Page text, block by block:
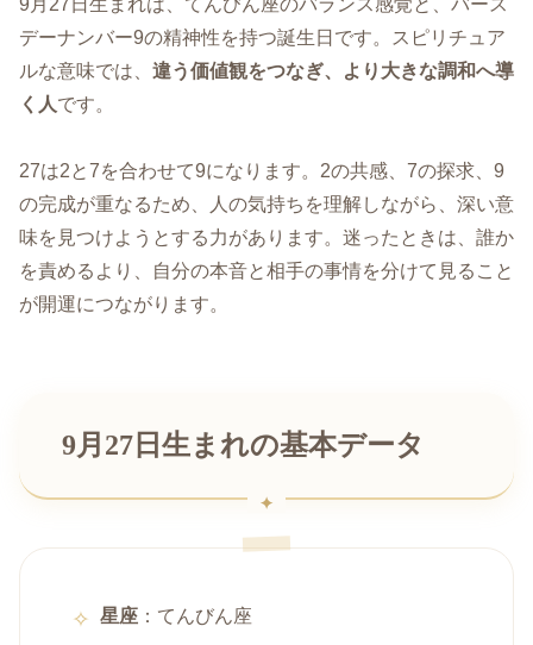
デーナンバー9の精神性を持つ誕生日です。スピリチュア
ルな意味では、 違う価値観をつなぎ、より大きな調和へ導
く人です。
27は2と7を合わせて9になります。2の共感、7の探求、9
の完成が重なるため、人の気持ちを理解しながら、深い意
味を見つけようとする力があります。迷ったときは、誰か
を責めるより、自分の本音と相手の事情を分けて見ること
が開運につながります。
9月27日生まれの基本データ
星座 ：てんびん座